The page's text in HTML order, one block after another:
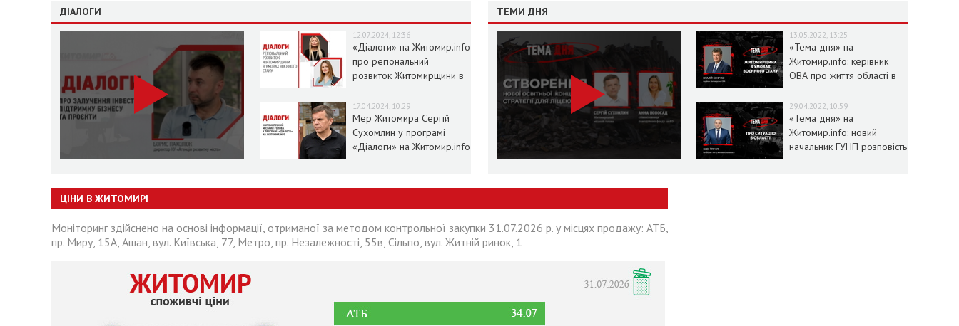
ДІАЛОГИ
12.07.2024, 12:36
«Діалоги» на Житомир.info
про регіональний
розвиток Житомирщини в
17.04.2024, 10:29
Мер Житомира Сергій
Сухомлин у програмі
«Діалоги» на Житомир.info
ТЕМИ ДНЯ
13.05.2022, 13:25
«Тема дня» на
Житомир.info: керівник
ОВА про життя області в
29.04.2022, 10:59
«Тема дня» на
Житомир.info: новий
начальник ГУНП розповість
ЦІНИ В ЖИТОМИРІ
Моніторинг здійснено на основі інформації, отриманої за методом контрольної закупки 31.07.2026 р. у місцях продажу: АТБ,
пр. Миру, 15А, Ашан, вул. Київська, 77, Метро, пр. Незалежності, 55в, Сільпо, вул. Житній ринок, 1